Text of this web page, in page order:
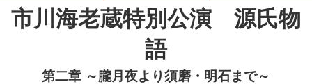
市川海老蔵特別公演 源氏物
語
第二章 ～朧月夜より須磨・明石まで～